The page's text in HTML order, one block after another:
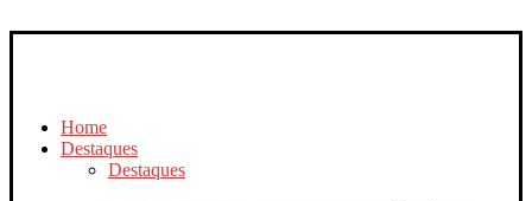
Home
Destaques
Destaques